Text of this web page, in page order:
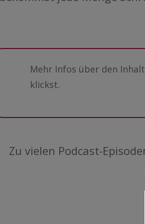
Mehr Infos über den
klickst.
Zu vielen Podcast-